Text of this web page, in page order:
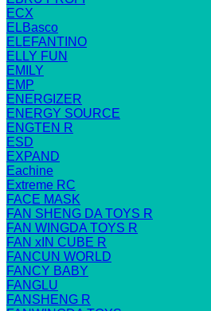
ECX
ELBasco
ELEFANTINO
ELLY FUN
EMILY
EMP
ENERGIZER
ENERGY SOURCE
ENGTEN R
ESD
EXPAND
Eachine
Extreme RC
FACE MASK
FAN SHENG DA TOYS R
FAN WINGDA TOYS R
FAN xIN CUBE R
FANCUN WORLD
FANCY BABY
FANGLU
FANSHENG R